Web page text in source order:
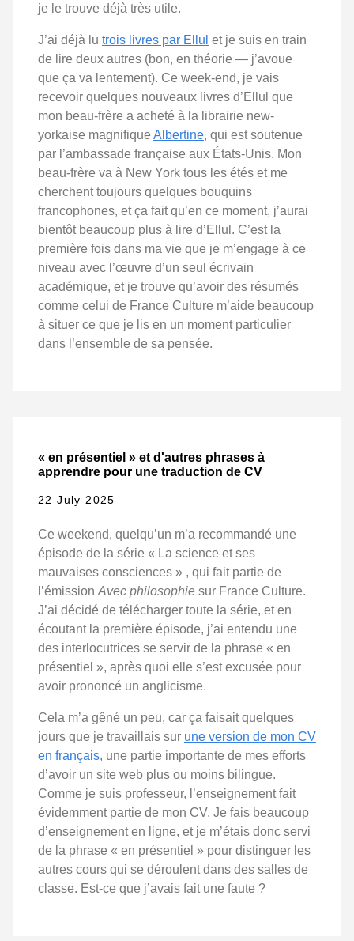
je le trouve déjà très utile.
J’ai déjà lu trois livres par Ellul et je suis en train
de lire deux autres (bon, en théorie — j’avoue
que ça va lentement). Ce week-end, je vais
recevoir quelques nouveaux livres d’Ellul que
mon beau-frère a acheté à la librairie new-
yorkaise magnifique Albertine, qui est soutenue
par l’ambassade française aux États-Unis. Mon
beau-frère va à New York tous les étés et me
cherchent toujours quelques bouquins
francophones, et ça fait qu’en ce moment, j’aurai
bientôt beaucoup plus à lire d’Ellul. C’est la
première fois dans ma vie que je m’engage à ce
niveau avec l’œuvre d’un seul écrivain
académique, et je trouve qu’avoir des résumés
comme celui de France Culture m’aide beaucoup
à situer ce que je lis en un moment particulier
dans l’ensemble de sa pensée.
« en présentiel » et d'autres phrases à
apprendre pour une traduction de CV
22 July 2025
Ce weekend, quelqu’un m’a recommandé une
épisode de la série « La science et ses
mauvaises consciences » , qui fait partie de
l’émission Avec philosophie sur France Culture.
J’ai décidé de télécharger toute la série, et en
écoutant la première épisode, j’ai entendu une
des interlocutrices se servir de la phrase « en
présentiel », après quoi elle s’est excusée pour
avoir prononcé un anglicisme.
Cela m’a gêné un peu, car ça faisait quelques
jours que je travaillais sur une version de mon CV
en français, une partie importante de mes efforts
d’avoir un site web plus ou moins bilingue.
Comme je suis professeur, l’enseignement fait
évidemment partie de mon CV. Je fais beaucoup
d’enseignement en ligne, et je m’étais donc servi
de la phrase « en présentiel » pour distinguer les
autres cours qui se déroulent dans des salles de
classe. Est-ce que j’avais fait une faute ?